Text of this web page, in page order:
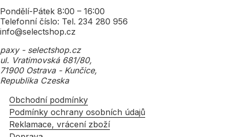
Pondělí-Pátek 8:00 – 16:00
Telefonní číslo: Tel. 234 280 956
info@selectshop.cz
paxy - selectshop.cz
ul. Vratimovská 681/80,
71900 Ostrava - Kunčice,
Republika Czeska
Obchodní podmínky
Podmínky ochrany osobních údajů
Reklamace, vrácení zboží